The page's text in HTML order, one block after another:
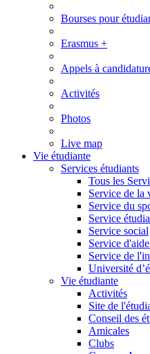
Bourses pour
Erasmus +
Appels à
Activités
Photos
Live map
Vie étudiante
Services étudiants
Tous les
Service de la
Service du
Service
Service social
Service
Service de
Université
Vie étudiante
Activités
Site de
Conseil des
Amicales
Clubs